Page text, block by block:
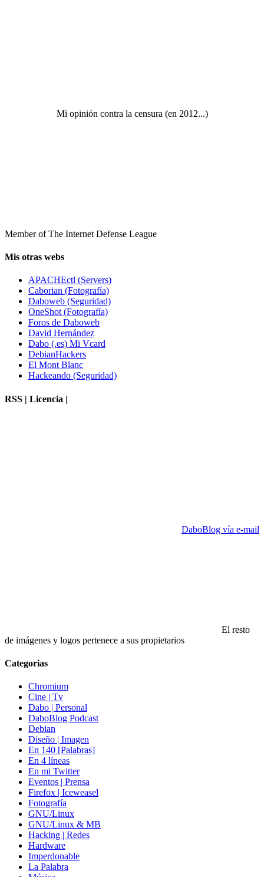
Mi opinión contra la censura (en 2012...)
Member of The Internet Defense League
Mis otras webs
APACHEctl (Servers)
Caborian (Fotografía)
Daboweb (Seguridad)
OneShot (Fotografía)
Foros de Daboweb
David Hernández
Dabo (.es) Mi Vcard
DebianHackers
El Mont Blanc
Hackeando (Seguridad)
RSS | Licencia |
DaboBlog vía e-mail
El resto
de imágenes y logos pertenece a sus propietarios
Categorias
Chromium
Cine | Tv
Dabo | Personal
DaboBlog Podcast
Debian
Diseño | Imagen
En 140 [Palabras]
En 4 líneas
En mi Twitter
Eventos | Prensa
Firefox | Iceweasel
Fotografía
GNU/Linux
GNU/Linux & MB
Hacking | Redes
Hardware
Imperdonable
La Palabra